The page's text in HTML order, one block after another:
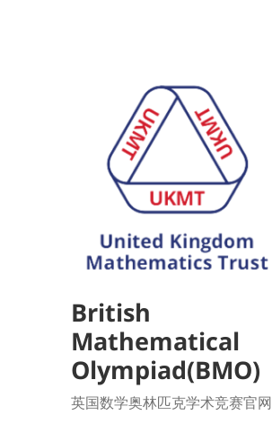
British
Mathematical
Olympiad(BMO)
英国数学奥林匹克学术竞赛官网